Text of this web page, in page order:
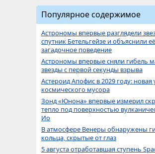
Популярное содержимое
Астрономы впервые разглядели
спутник Бетельгейзе и объяснили её
загадочное поведение
Астрономы впервые сняли гибель
звезды с первой секунды взрыва
Астероид Апофис в 2029 году: новая
космического мусора
Зонд «Юнона» впервые измерил
тепло под поверхностью
Ио
В атмосфере Венеры обнаружены
кольца, скрытые от глаз
5 августа отработавшая ступень